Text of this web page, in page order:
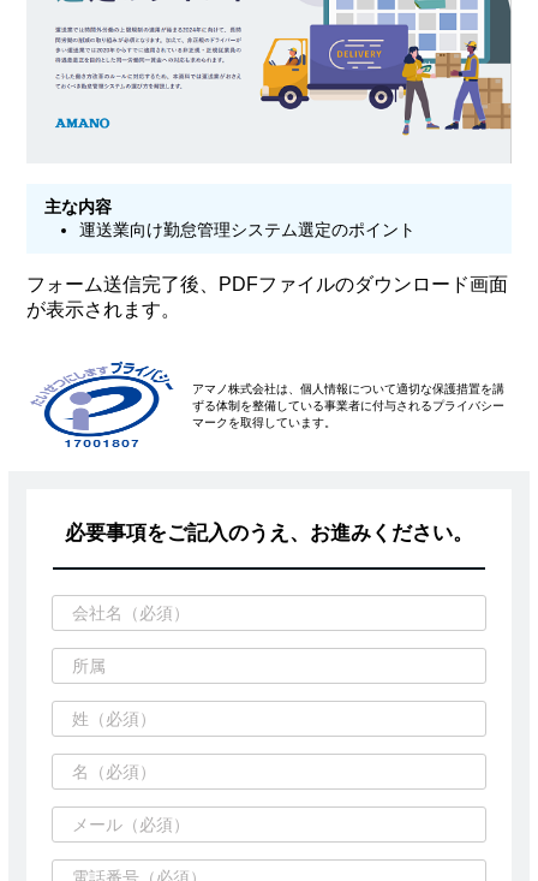
主な内容
運送業向け勤怠管理システム選定のポイント
フォーム送信完了後、PDFファイルのダウンロード画面
が表示されます。
アマノ株式会社は、個人情報について適切な保護措置を講
ずる体制を整備している事業者に付与されるプライバシー
マークを取得しています。
必要事項をご記入のうえ、お進みください。